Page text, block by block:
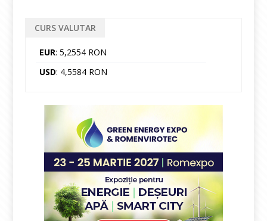
CURS VALUTAR
EUR: 5,2554 RON
USD: 4,5584 RON